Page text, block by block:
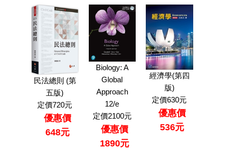
民法總則 (第
五版)
定價720元
優惠價
648元
Biology: A
Global
Approach
12/e
定價2100元
優惠價
1890元
經濟學(第四
版)
定價630元
優惠價
536元